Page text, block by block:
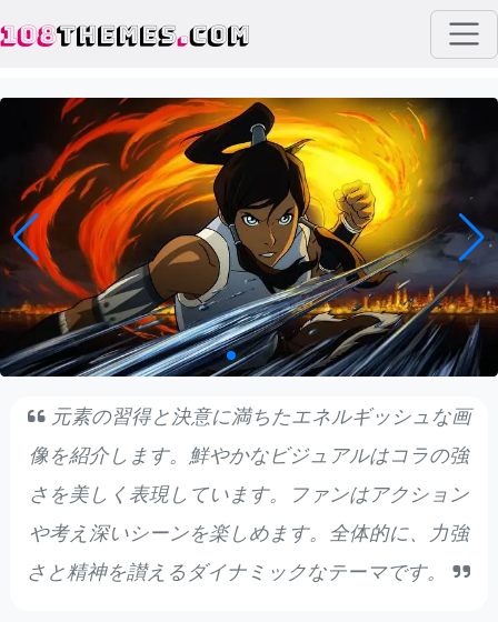
108THEMES.COM
元素の習得と決意に満ちたエネルギッシュな画
像を紹介します。鮮やかなビジュアルはコラの強
さを美しく表現しています。ファンはアクション
や考え深いシーンを楽しめます。全体的に、力強
さと精神を讃えるダイナミックなテーマです。